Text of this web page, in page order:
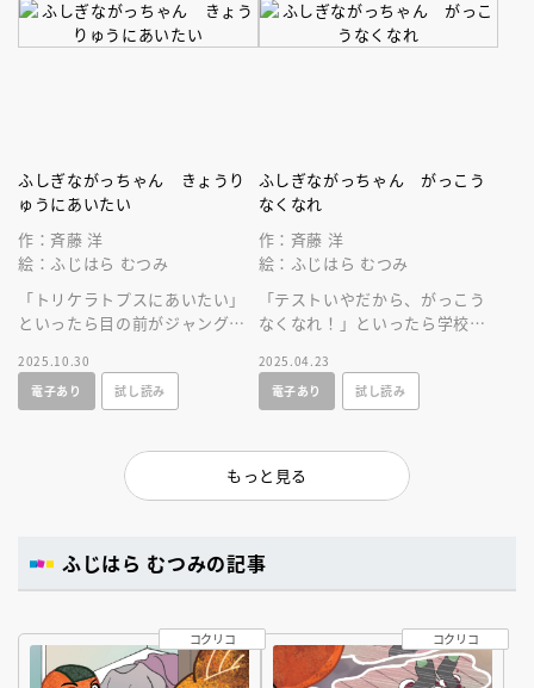
ふしぎながっちゃん きょうり
ゅうにあいたい
作：斉藤 洋
絵：ふじはら むつみ
「トリケラトプスにあいたい」
といったら目の前がジャングル
斉藤洋の最新作！
2025.10.30
電子あり
試し読み
ふしぎながっちゃん がっこう
なくなれ
作：斉藤 洋
絵：ふじはら むつみ
「テストいやだから、がっこう
なくなれ！」といったら学校が
いする？「おばけずかん」斉藤
洋の最新作！
2025.04.23
電子あり
試し読み
もっと見る
ふじはら むつみの記事
コクリコ コクリコ